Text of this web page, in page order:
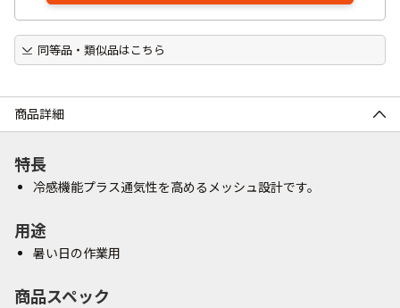
同等品・類似品はこちら
商品詳細
特長
冷感機能プラス通気性を高めるメッシュ設計です。
用途
暑い日の作業用
商品スペック